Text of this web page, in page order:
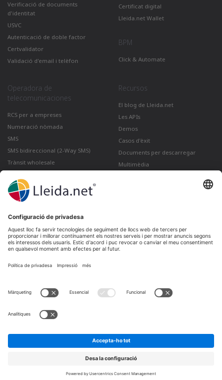
Verificació de documents
d'identitat
USVC
Autenticació de doble factor
Certvalidator
Validació d'email i telèfon
Certificat digital
Lleida.net Wallet
BPM
Click & Automate
Operadora de
telecomunicaciones
RCS per a empreses
Numeració nòmada
SMS
SMS bidireccional (2-Way SMS)
Trànsit wholesale
Recursos
El blog de Lleida.net
Les APIs
Demos
Casos d'èxit
Documents per descarregar
Multimèdia
Lleida · Madrid · València · São Paulo · Bogotá ·
Santiago de Chile · Dubai · Santo Domingo ·
Lima
Ir a TwitterIr a facebookIr a YouTubeIr a Instagram
Avís Legal Condicions de venda
Canal de denuncies